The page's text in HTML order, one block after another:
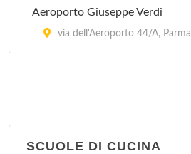
Aeroporto Giuseppe Verdi
via dell'Aeroporto 44/A, Parma
SCUOLE DI CUCINA